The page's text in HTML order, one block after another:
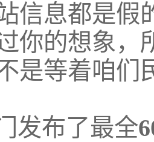
信息都是假
你的想象，
是等着咱们
发布了最全